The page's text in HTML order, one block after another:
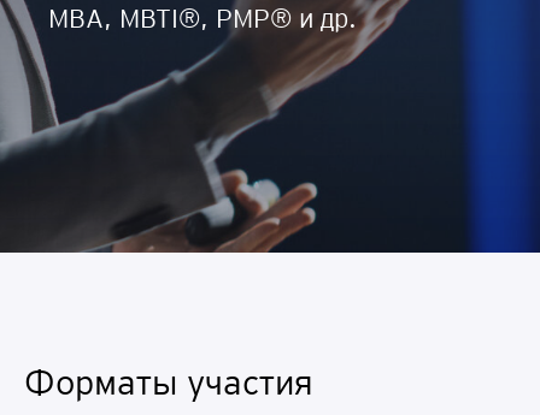
MBA, MBTI®, PMP® и др.
Форматы участия